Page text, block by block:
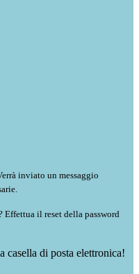
inviato un messaggio
Effettua il reset della password
casella di posta elettronica!